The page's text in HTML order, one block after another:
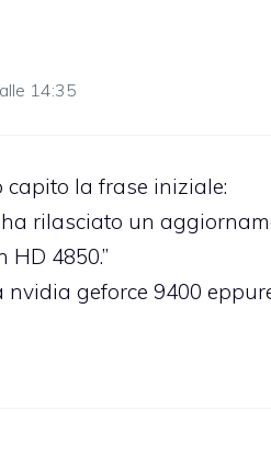
14:35
capito la frase iniziale:
ha rilasciato un
HD 4850.”
nvidia geforce 9400